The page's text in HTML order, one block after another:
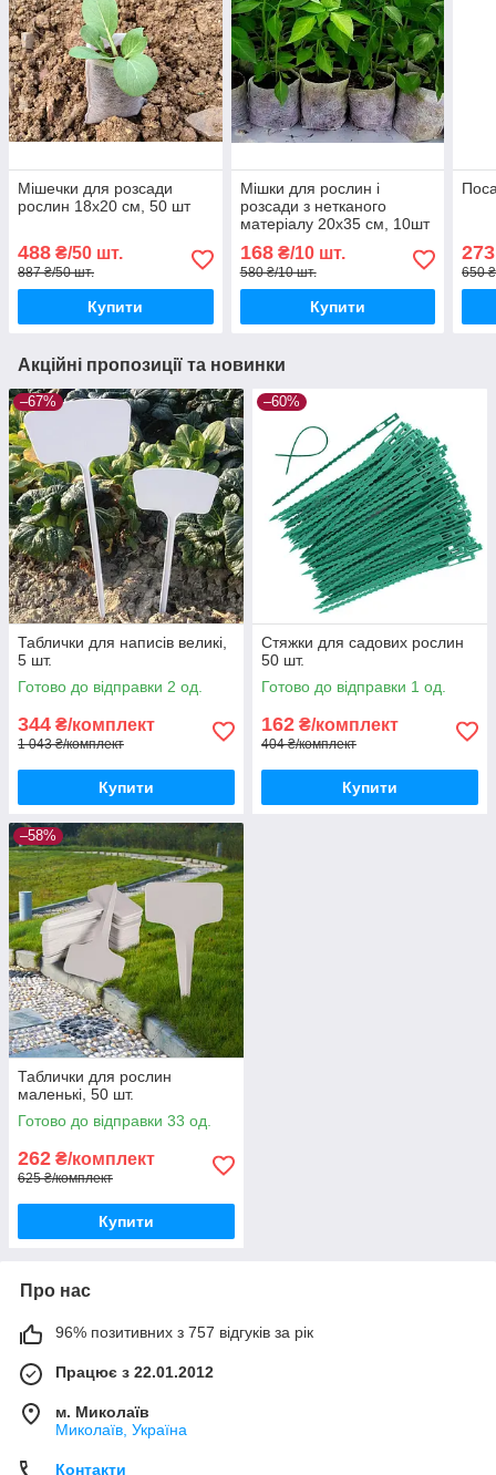
Мішечки для розсади
рослин 18х20 см, 50 шт
488 ₴/50 шт.
887 ₴/50 шт.
Купити
Мішки для рослин і
розсади з нетканого
матеріалу 20х35 см, 10шт
168₴/10 шт.
580 ₴/10 шт.
Купити
273
650
Акційні пропозиції та новинки
–67%
Таблички для написів великі,
5 шт.
Готово до відправки 2 од.
344 ₴/комплект
1 043 ₴/комплект
Купити
–60%
Стяжки для садових рослин
50 шт.
Готово до відправки 1 од.
162 ₴/комплект
404 ₴/комплект
Купити
–58%
Таблички для рослин
маленькі, 50 шт.
Готово до відправки 33 од.
262 ₴/комплект
625 ₴/комплект
Купити
Про нас
96% позитивних з 757 відгуків за рік
Працює з 22.01.2012
м. Миколаїв
Миколаїв, Україна
Контакти